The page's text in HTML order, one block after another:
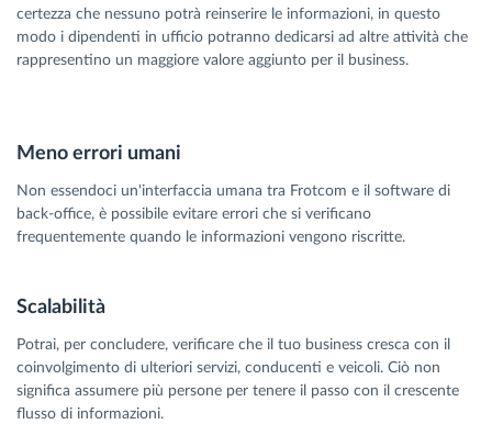
certezza che nessuno potrà reinserire le informazioni, in questo
modo i dipendenti in ufficio potranno dedicarsi ad altre attività che
rappresentino un maggiore valore aggiunto per il business.
Meno errori umani
Non essendoci un'interfaccia umana tra Frotcom e il software di
back-office, è possibile evitare errori che si verificano
frequentemente quando le informazioni vengono riscritte.
Scalabilità
Potrai, per concludere, verificare che il tuo business cresca con il
coinvolgimento di ulteriori servizi, conducenti e veicoli. Ciò non
significa assumere più persone per tenere il passo con il crescente
flusso di informazioni.